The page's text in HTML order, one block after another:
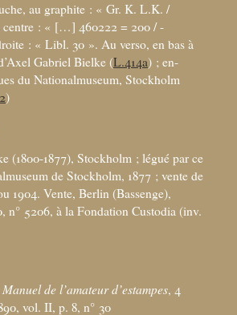
au graphite : « Gr. K. L.K. /
centre : « […] 460222 = 200 / -
: « Libl. 30 ». Au verso, en bas à
Gabriel Bielke (L.414a) ; en-
du Nationalmuseum, Stockholm
)
(1800-1877), Stockholm ; légué par ce
de Stockholm, 1877 ; vente de
1904. Vente, Berlin (Bassenge),
n° 5206, à la Fondation Custodia (inv.
Manuel de l’amateur d’estampes, 4
vol. II, p. 8, n° 30